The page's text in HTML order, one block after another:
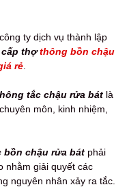
ty dịch vụ thành lập
thợthông bồn chậu
rẻ
tắc chậu rửa bát là
môn, kinh nhiệm,
bồn chậu rửa bát phải
nhằm giải quyết các
nguyên nhân xảy ra tắc.